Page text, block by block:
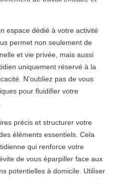
espace dédié à votre activité
permet non seulement de
et vie privée, mais aussi
uniquement réservé à la
N’oubliez pas de vous
pour fluidifier votre
précis et structurer votre
éléments essentiels. Cela
qui renforce votre
de vous éparpiller face aux
potentielles à domicile. Utiliser